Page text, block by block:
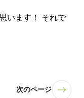
います！ それで
次のページ